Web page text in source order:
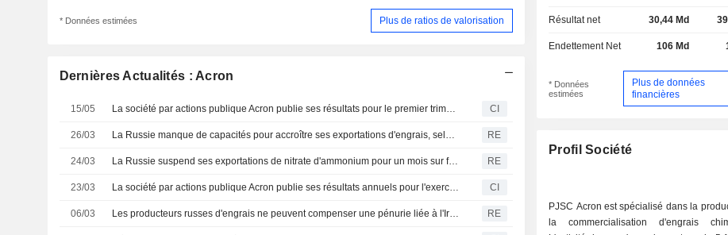
* Données estimées Plus de ratios de valorisation
Dernières Actualités : Acron
15/05 La société par actions publique Acron publie ses résultats pour le premier trimestre clos le 31 mars 2026 CI
26/03 La Russie manque de capacités pour accroître ses exportations d'engrais, selon le lobby du secteur RE
24/03 La Russie suspend ses exportations de nitrate d'ammonium pour un mois sur fond de pénurie mondiale RE
23/03 La société par actions publique Acron publie ses résultats annuels pour l'exercice clos le 31 décembre 2025 CI
06/03 Les producteurs russes d'engrais ne peuvent compenser une pénurie liée à l'Iran, selon des sources RE
Résultat net 30,44 Md
Endettement Net 106 Md
* Données
estimées
Plus de données
financières
Profil Société
PJSC Acron est spécialisé dans la
la commercialisation d'engrais